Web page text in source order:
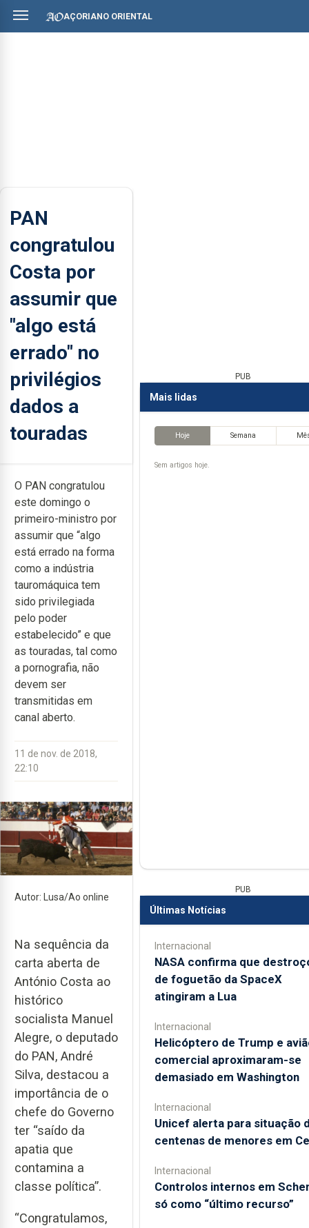
AÇORIANO ORIENTAL
PAN
congratulou
Costa por
assumir que
"algo está
errado" no
privilégios
dados a
touradas
O PAN congratulou
este domingo o
primeiro-ministro por
assumir que “algo
está errado na forma
como a indústria
tauromáquica tem
sido privilegiada
pelo poder
estabelecido” e que
as touradas, tal como
a pornografia, não
devem ser
transmitidas em
canal aberto.
11 de nov. de 2018,
22:10
Autor: Lusa/Ao online
Na sequência da
carta aberta de
António Costa ao
histórico
socialista Manuel
Alegre, o deputado
do PAN, André
Silva, destacou a
importância de o
chefe do Governo
ter “saído da
apatia que
contamina a
classe política”.
“Congratulamos,
PUB
Mais lidas
Hoje Semana
Sem artigos hoje.
PUB
Últimas Notícias
Internacional
NASA confirma que
de foguetão da SpaceX
atingiram a Lua
Internacional
Helicóptero de Trump e
comercial aproximaram-se
demasiado em Washington
Internacional
Unicef alerta para situação
centenas de menores em
Internacional
Controlos internos em
só como “último recurso”